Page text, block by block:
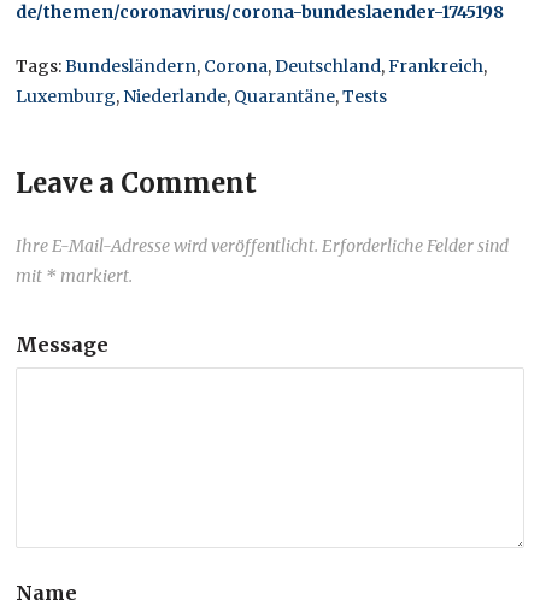
de/themen/coronavirus/corona-bundeslaender-1745198
Tags:Bundesländern, Corona,Deutschland,Frankreich,
Luxemburg, Niederlande, Quarantäne,Tests
Leave a Comment
Ihre E-Mail-Adresse wird veröffentlicht. Erforderliche Felder sind
mit * markiert.
Message
Name